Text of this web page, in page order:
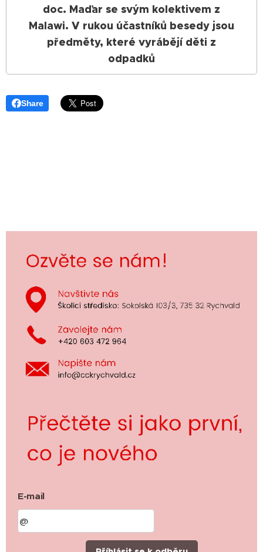
doc. Maďar se svým kolektivem z
Malawi. V rukou účastníků besedy jsou
předměty, které vyrábějí děti z
odpadků
Share
E-mail